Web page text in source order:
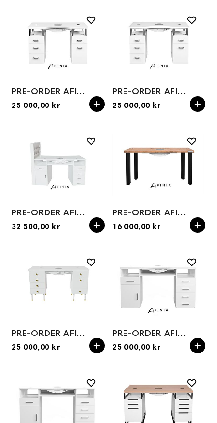
PRE-ORDER AFINIA Basic Conglomerate cosmetic table
25 000,00 kr
PRE-ORDER AFINIA BASIC cosmetic table
25 000,00 kr
PRE-ORDER AFINIA by Paulina Pastuszak cosmetic table
32 500,00 kr
PRE-ORDER AFINIA Loft 1 cosmetic table, Preorder
16 000,00 kr
PRE-ORDER AFINIA Retro cosmetic table
25 000,00 kr
PRE-ORDER AFINIA SK03 SIMPLE cosmetic table
25 000,00 kr